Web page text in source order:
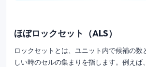
ほぼロックセット（ALS）
ロックセットとは、ユニット内で候補の数
しい時のセルの集まりを指します。例えば